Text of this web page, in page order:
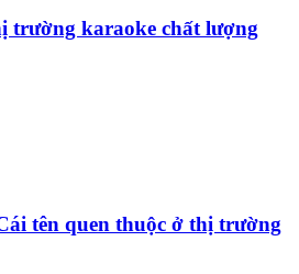
trường karaoke chất lượng
tên quen thuộc ở thị trường